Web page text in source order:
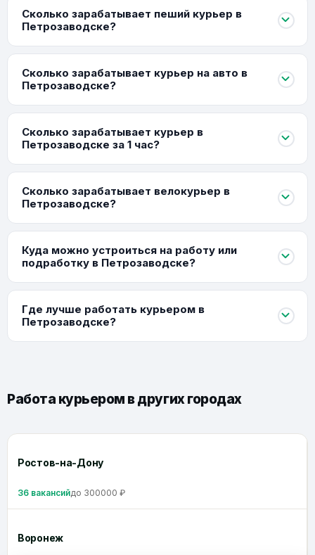
Сколько зарабатывает пеший курьер в
Петрозаводске?
Сколько зарабатывает курьер на авто в
Петрозаводске?
Сколько зарабатывает курьер в
Петрозаводске за 1 час?
Сколько зарабатывает велокурьер в
Петрозаводске?
Куда можно устроиться на работу или
подработку в Петрозаводске?
Где лучше работать курьером в
Петрозаводске?
Работа курьером в других городах
Ростов-на-Дону
36 вакансийдо 300000 ₽
Воронеж